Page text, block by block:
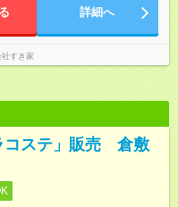
詳細へ
社すき家
コステ」販売 倉敷